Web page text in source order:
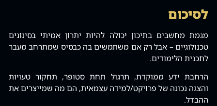
לסיכום
מגמת מחשבים בתיכון יכולה להיות יתרון אמיתי בסינונים
טכנולוגיים – אבל רק אם משתמשים בה כבסיס שמתרחב מעבר
לתכנית הלימודים.
הרחבת ידע ממוקדת‚ תרגול תחת סטופר‚ תחקור טעויות
והצגה נכונה של פרויקט/למידה עצמאית‚ הם מה שמייצרים את
ההבדל.